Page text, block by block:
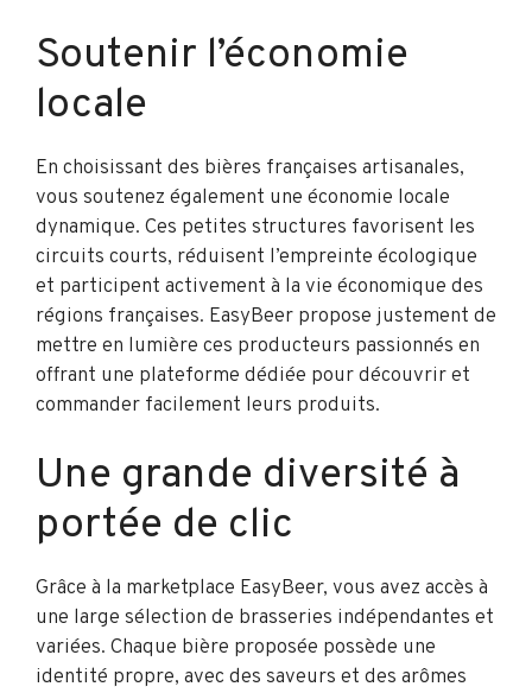
Soutenir l’économie
locale
En choisissant des bières françaises artisanales,
vous soutenez également une économie locale
dynamique. Ces petites structures favorisent les
circuits courts, réduisent l’empreinte écologique
et participent activement à la vie économique des
régions françaises. EasyBeer propose justement de
mettre en lumière ces producteurs passionnés en
offrant une plateforme dédiée pour découvrir et
commander facilement leurs produits.
Une grande diversité à
portée de clic
Grâce à la marketplace EasyBeer, vous avez accès à
une large sélection de brasseries indépendantes et
variées. Chaque bière proposée possède une
identité propre, avec des saveurs et des arômes